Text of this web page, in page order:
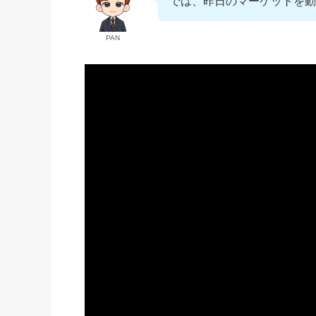
PAN